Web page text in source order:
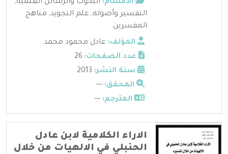
الأقسام: البحوث والرسائل العلمية,
التفسير وأصوله, علم التجويد, مناهج
المفسرين
المؤلف: عادل محمود محمد
عدد الصفحات:
سنة النشر:
المحقق: ---
المترجم: ---
الاراء الكلامية لابن عادل
الحنبلي في الالهيات من خلال